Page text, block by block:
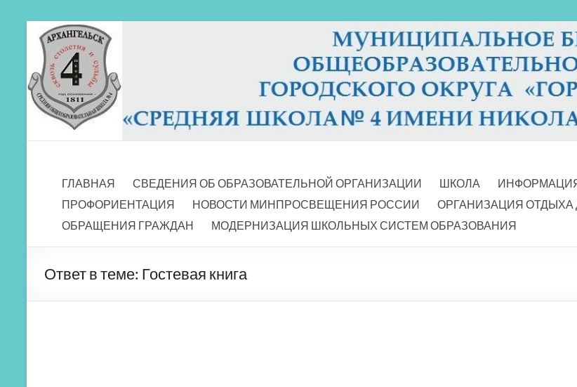
Перейти
содержимому
МБОУ СШ 4
ГЛАВНАЯ
СВЕДЕНИЯ ОБ ОБРАЗОВАТЕЛЬНОЙ ОРГАНИЗАЦИИ ШКОЛА
ПРОФОРИЕНТАЦИЯ
НОВОСТИ МИНПРОСВЕЩЕНИЯ РОССИИ ОРГАНИЗАЦИЯ ОТДЫХА
ОБРАЩЕНИЯ ГРАЖДАН
МОДЕРНИЗАЦИЯ ШКОЛЬНЫХ СИСТЕМ ОБРАЗОВАНИЯ
Ответ в теме: Гостевая книга